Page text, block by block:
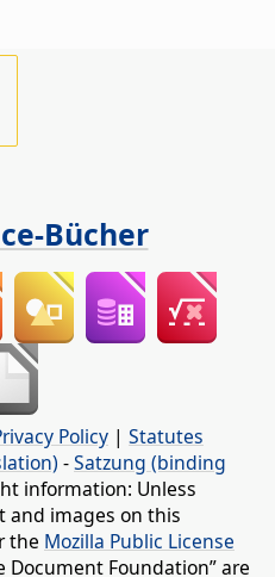
Bücher
Policy | Statutes
-Satzung (binding
information: Unless
and images on this
the Mozilla Public License
Document Foundation” are